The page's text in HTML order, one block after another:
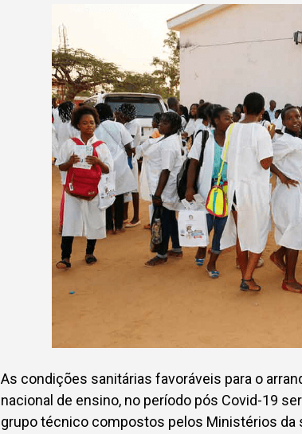
As condições sanitárias favoráveis para o
nacional de ensino, no período pós Covid-19
grupo técnico compostos pelos Ministérios da